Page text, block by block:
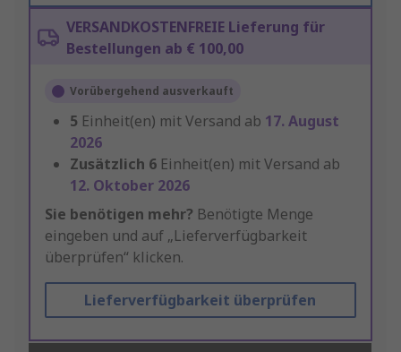
VERSANDKOSTENFREIE Lieferung für
Bestellungen ab € 100,00
Vorübergehend ausverkauft
5 Einheit(en) mit Versand ab 17. August
2026
Zusätzlich 6 Einheit(en) mit Versand ab
12. Oktober 2026
Sie benötigen mehr? Benötigte Menge
eingeben und auf „Lieferverfügbarkeit
überprüfen“ klicken.
Lieferverfügbarkeit überprüfen